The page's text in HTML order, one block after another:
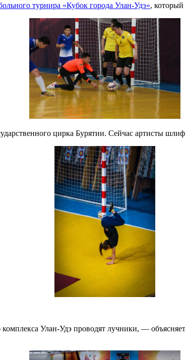
турнира «Кубок города Улан-Удэ»,
цирка Бурятии. Сейчас артисты
Улан-Удэ проводят лучники, —